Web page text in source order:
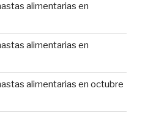
alimentarias en
alimentarias en
alimentarias en octubre